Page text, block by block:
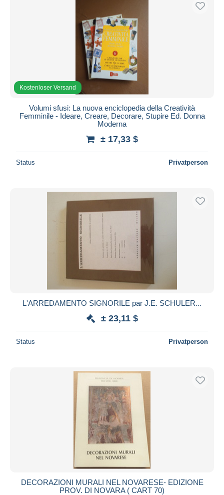
Zahlungsmethoden
Banküberweisung
Mastercard
Bancontact
iDeal
Gesamte Auswahl aufheben
Wohnsitz des Verkäufers
Übernehmen
Kostenloser Versand
Volumi sfusi: La nuova enciclopedia della Creatività
Femminile - Ideare, Creare, Decorare, Stupire Ed. Donna
Moderna
± 17,33 $
Status Privatperson
L'ARREDAMENTO SIGNORILE par J.E. SCHULER...
± 23,11 $
Status Privatperson
DECORAZIONI MURALI NEL NOVARESE- EDIZIONE
PROV. DI NOVARA ( CART 70)